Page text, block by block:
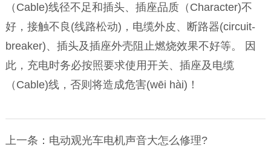
（Cable)线径不足和插头、插座品质（Character)不
好，接触不良(线路松动)，电缆外皮、断路器(circuit-
breaker)、插头及插座外壳阻止燃烧效果不好等。 因
此，充电时务必按照要求使用开关、插座及电缆
（Cable)线，否则将造成危害(wēi hài)！
上一条： 电动观光车电机声音大怎么修理?